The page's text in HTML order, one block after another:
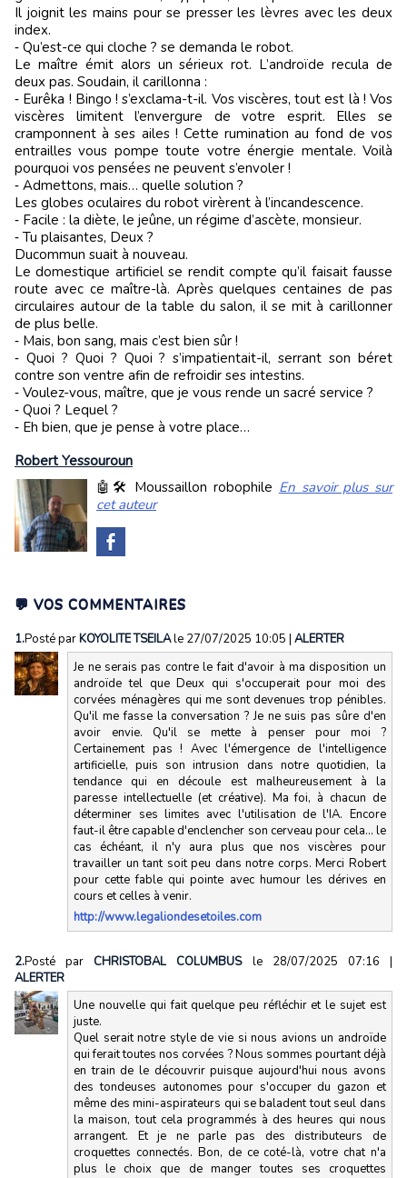
Il joignit les mains pour se presser les lèvres avec les deux
index.
‑ Qu’est-ce qui cloche ? se demanda le robot.
Le maître émit alors un sérieux rot. L’androïde recula de
deux pas. Soudain, il carillonna :
‑ Eurêka ! Bingo ! s’exclama-t-il. Vos viscères, tout est là ! Vos
viscères limitent l’envergure de votre esprit. Elles se
cramponnent à ses ailes ! Cette rumination au fond de vos
entrailles vous pompe toute votre énergie mentale. Voilà
pourquoi vos pensées ne peuvent s’envoler !
‑ Admettons, mais… quelle solution ?
Les globes oculaires du robot virèrent à l’incandescence.
‑ Facile : la diète, le jeûne, un régime d’ascète, monsieur.
‑ Tu plaisantes, Deux ?
Ducommun suait à nouveau.
Le domestique artificiel se rendit compte qu’il faisait fausse
route avec ce maître-là. Après quelques centaines de pas
circulaires autour de la table du salon, il se mit à carillonner
de plus belle.
‑ Mais, bon sang, mais c’est bien sûr !
‑ Quoi ? Quoi ? Quoi ? s’impatientait-il, serrant son béret
contre son ventre afin de refroidir ses intestins.
‑ Voulez-vous, maître, que je vous rende un sacré service ?
‑ Quoi ? Lequel ?
‑ Eh bien, que je pense à votre place…
Robert Yessouroun
🤖🛠️ Moussaillon robophile En savoir plus sur
cet auteur
💬 VOS COMMENTAIRES
1.Posté parKOYOLITE TSEILAle 27/07/2025 10:05 | ALERTER
Je ne serais pas contre le fait d'avoir à ma disposition un
androïde tel que Deux qui s'occuperait pour moi des
corvées ménagères qui me sont devenues trop pénibles.
Qu'il me fasse la conversation ? Je ne suis pas sûre d'en
avoir envie. Qu'il se mette à penser pour moi ?
Certainement pas ! Avec l'émergence de l'intelligence
artificielle, puis son intrusion dans notre quotidien, la
tendance qui en découle est malheureusement à la
paresse intellectuelle (et créative). Ma foi, à chacun de
déterminer ses limites avec l'utilisation de l'IA. Encore
faut-il être capable d'enclencher son cerveau pour cela... le
cas échéant, il n'y aura plus que nos viscères pour
travailler un tant soit peu dans notre corps. Merci Robert
pour cette fable qui pointe avec humour les dérives en
cours et celles à venir.
http://www.legaliondesetoiles.com
2.Posté parCHRISTOBAL COLUMBUS le 28/07/2025 07:16|
ALERTER
Une nouvelle qui fait quelque peu réfléchir et le sujet est
juste.
Quel serait notre style de vie si nous avions un androïde
qui ferait toutes nos corvées ? Nous sommes pourtant déjà
en train de le découvrir puisque aujourd'hui nous avons
des tondeuses autonomes pour s'occuper du gazon et
même des mini-aspirateurs qui se baladent tout seul dans
la maison, tout cela programmés à des heures qui nous
arrangent. Et je ne parle pas des distributeurs de
croquettes connectés. Bon, de ce coté-là, votre chat n'a
plus le choix que de manger toutes ses croquettes